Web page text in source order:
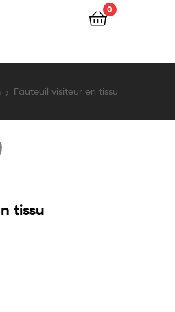
0
Fauteuil visiteur en tissu
tissu